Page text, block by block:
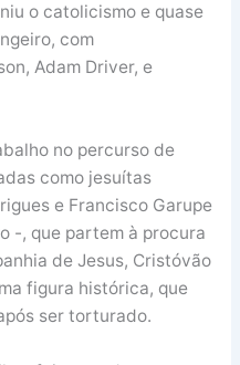
o catolicismo e quase
com
Adam Driver, e
no percurso de
como jesuítas
e Francisco Garupe
-, que partem à procura
de Jesus, Cristóvão
figura histórica, que
ser torturado.